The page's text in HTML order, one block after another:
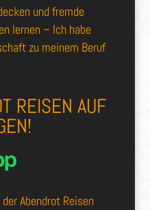
und fremde
lernen – Ich habe
zu meinem Beruf
REISEN AUF
Abendrot Reisen